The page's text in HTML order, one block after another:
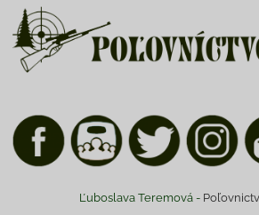
Ľuboslava Teremová -